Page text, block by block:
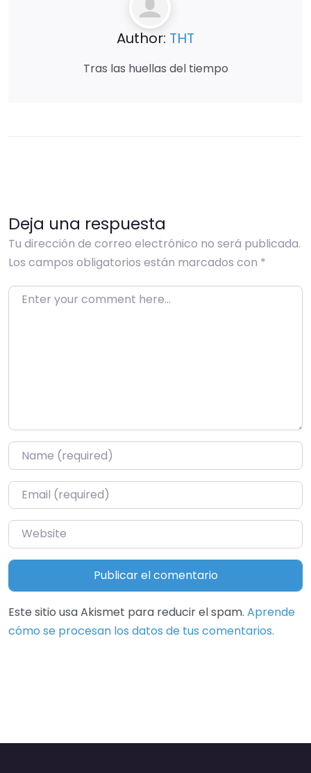
Author: THT
Tras las huellas del tiempo
Deja una respuesta
Tu dirección de correo electrónico no será publicada.
Los campos obligatorios están marcados con *
Enter your comment here…
Name*
Email*
Website
Este sitio usa Akismet para reducir el spam. Aprende
cómo se procesan los datos de tus comentarios.